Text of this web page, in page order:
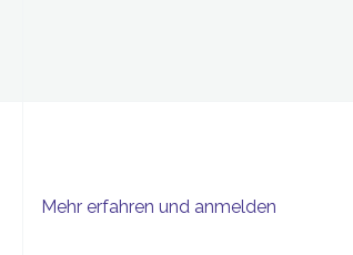
Mehr erfahren und anmelden